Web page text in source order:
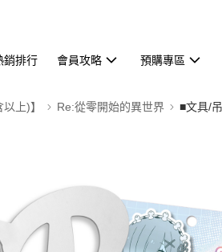
銷排行 會員攻略 預購專區
上)】 Re:從零開始的異世界 ■文具/